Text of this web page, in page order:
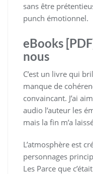
sans être
punch émotionnel.
eBooks
nous
C’est un livre qui
manque de
convaincant. J’ai
audio l’auteur les
mais la fin m’a
L’atmosphère est
personnages
Les Parce que